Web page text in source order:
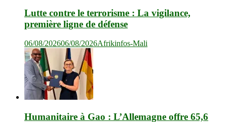
Lutte contre le terrorisme : La vigilance,
première ligne de défense
06/08/202606/08/2026Afrikinfos-Mali
Humanitaire à Gao : L’Allemagne offre 65,6